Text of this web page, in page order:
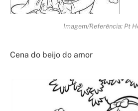
Imagem/Referência: Pt
Cena do beijo do amor